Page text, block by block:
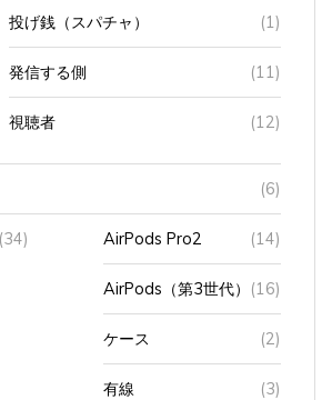
投げ銭（スパチャ） (1)
発信する側 (11)
視聴者 (12)
(6)
(34) AirPods Pro2 (14)
AirPods（第3世代） (16)
ケース (2)
有線 (3)